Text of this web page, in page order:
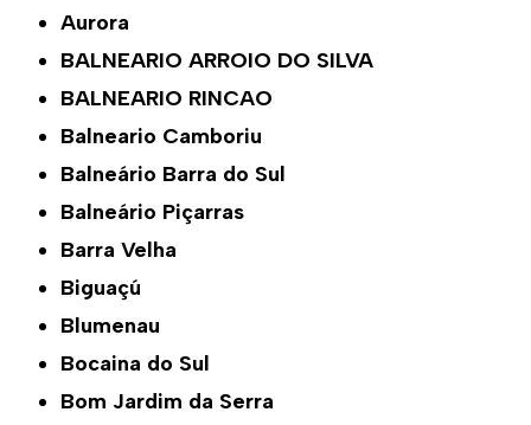
Aurora
BALNEARIO ARROIO DO SILVA
BALNEARIO RINCAO
Balneario Camboriu
Balneário Barra do Sul
Balneário Piçarras
Barra Velha
Biguaçú
Blumenau
Bocaina do Sul
Bom Jardim da Serra